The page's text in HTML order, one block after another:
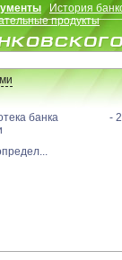
История
продукты
банка - 24